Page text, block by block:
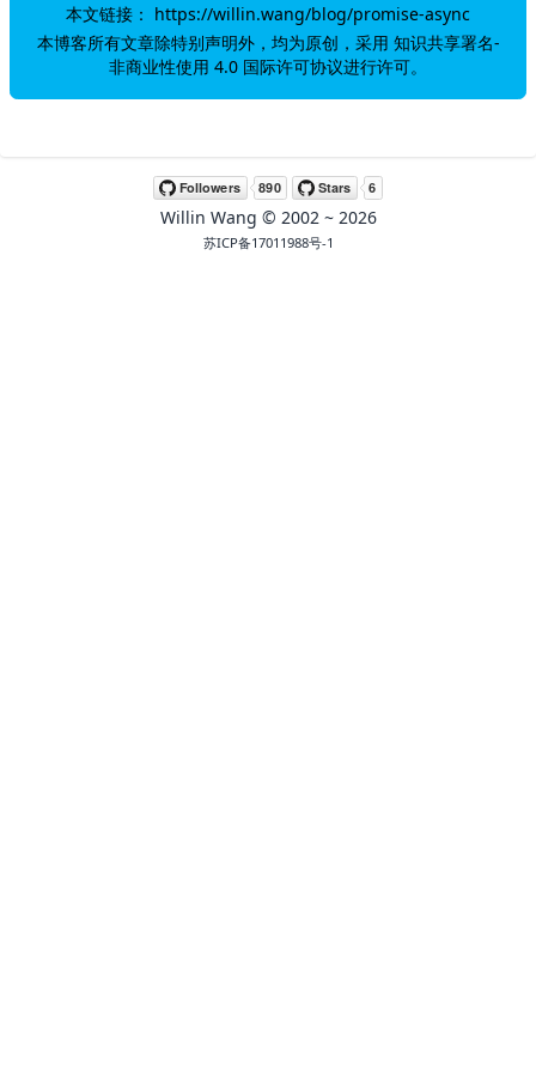
本文链接： https://willin.wang/blog/promise-async
本博客所有文章除特别声明外，均为原创，采用 知识共享署名-
非商业性使用 4.0 国际许可协议进行许可。
Willin Wang © 2002 ~ 2026
苏ICP备17011988号-1